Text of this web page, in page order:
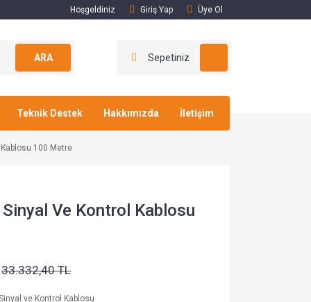
Hoşgeldiniz Giriş Yap Üye Ol
ARA Sepetiniz
Teknik Destek Hakkımızda İletişim
100 Metre
Ve Kontrol Kablosu
33.332,40 TL
Sinyal ve Kontrol Kablosu